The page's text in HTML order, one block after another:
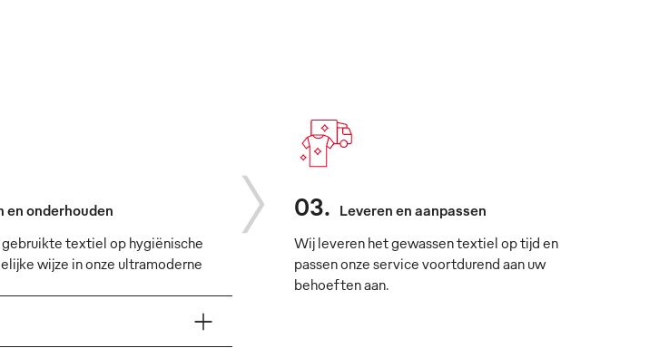
en onderhouden
textiel op hygiënische
wijze in onze ultramoderne
03. Leveren en aanpassen
Wij leveren het gewassen textiel op tijd en
passen onze service voortdurend aan uw
behoeften aan.